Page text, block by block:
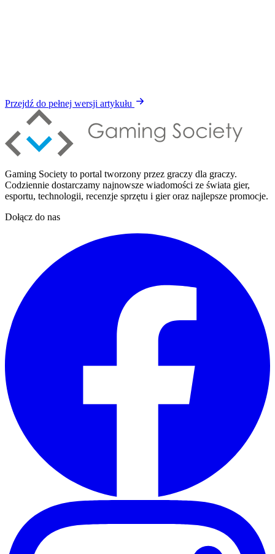
Przejdź do pełnej wersji artykułu
Gaming Society to portal tworzony przez graczy dla graczy.
Codziennie dostarczamy najnowsze wiadomości ze świata gier,
esportu, technologii, recenzje sprzętu i gier oraz najlepsze promocje.
Dołącz do nas